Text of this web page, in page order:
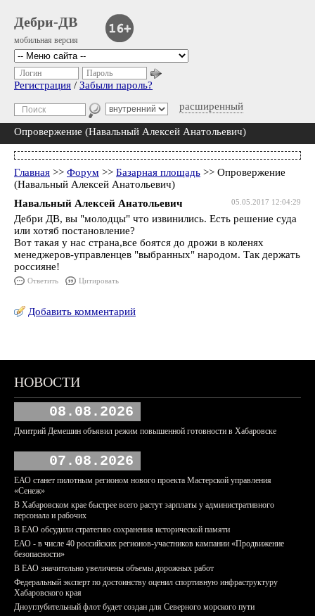
Дебри-ДВ
мобильная версия
расширенный
Логин Пароль
Регистрация / Забыли пароль?
Опровержение (Навальный Алексей Анатольевич)
Главная >> Форум >> Базарная площадь >> Опровержение
(Навальный Алексей Анатольевич)
05.05.2017 12:04:29
Навальный Алексей Анатольевич
Дебри ДВ, вы "молодцы" что извинились. Есть решение суда
или хотяб постановление?
Вот такая у нас страна,все боятся до дрожи в коленях
менеджеров-управленцев "выбранных" народом. Так держать
россияне!
Ответить Цитировать
Добавить комментарий
НОВОСТИ
08.08.2026
Дмитрий Демешин объявил режим повышенной готовности в Хабаровске
07.08.2026
ЕАО станет пилотным регионом нового проекта Мастерской управления
«Сенеж»
В Хабаровском крае быстрее всего растут зарплаты у административного
персонала и рабочих
В ЕАО обсудили стратегию сохранения исторической памяти
ЕАО - в числе 40 российских регионов-участников кампании «Продвижение
безопасности»
В ЕАО значительно увеличены объемы дорожных работ
Федеральный эксперт по достоинству оценил спортивную инфраструктуру
Хабаровского края
Дноуглубительный флот будет создан для Северного морского пути